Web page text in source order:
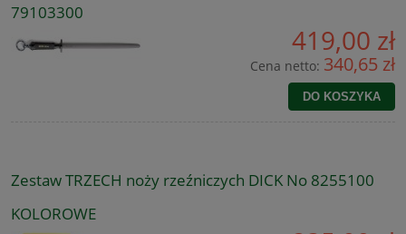
79103300
419,00 zł
Cena netto: 340,65 zł
DO KOSZYKA
Zestaw TRZECH noży rzeźniczych DICK No 8255100
KOLOROWE